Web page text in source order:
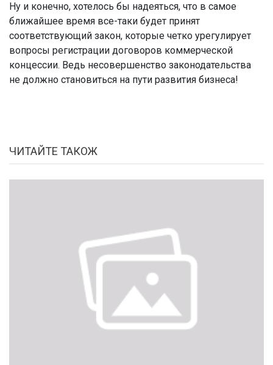
Ну и конечно, хотелось бы надеяться, что в самое
ближайшее время все-таки будет принят
соответствующий закон, которые четко урегулирует
вопросы регистрации договоров коммерческой
концессии. Ведь несовершенство законодательства
не должно становиться на пути развития бизнеса!
ЧИТАЙТЕ ТАКОЖ